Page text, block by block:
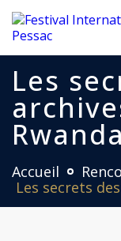
Les
Rwanda
Accueil
Les secrets